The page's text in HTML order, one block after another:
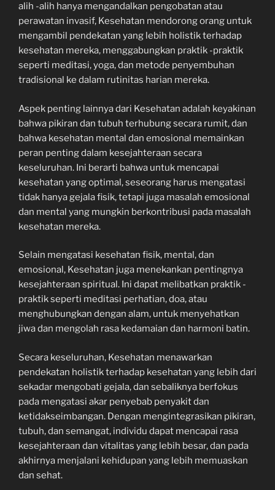
alih -alih hanya mengandalkan pengobatan atau
perawatan invasif, Kesehatan mendorong orang untuk
mengambil pendekatan yang lebih holistik terhadap
kesehatan mereka, menggabungkan praktik -praktik
seperti meditasi, yoga, dan metode penyembuhan
tradisional ke dalam rutinitas harian mereka.
Aspek penting lainnya dari Kesehatan adalah keyakinan
bahwa pikiran dan tubuh terhubung secara rumit, dan
bahwa kesehatan mental dan emosional memainkan
peran penting dalam kesejahteraan secara
keseluruhan. Ini berarti bahwa untuk mencapai
kesehatan yang optimal, seseorang harus mengatasi
tidak hanya gejala fisik, tetapi juga masalah emosional
dan mental yang mungkin berkontribusi pada masalah
kesehatan mereka.
Selain mengatasi kesehatan fisik, mental, dan
emosional, Kesehatan juga menekankan pentingnya
kesejahteraan spiritual. Ini dapat melibatkan praktik -
praktik seperti meditasi perhatian, doa, atau
menghubungkan dengan alam, untuk menyehatkan
jiwa dan mengolah rasa kedamaian dan harmoni batin.
Secara keseluruhan, Kesehatan menawarkan
pendekatan holistik terhadap kesehatan yang lebih dari
sekadar mengobati gejala, dan sebaliknya berfokus
pada mengatasi akar penyebab penyakit dan
ketidakseimbangan. Dengan mengintegrasikan pikiran,
tubuh, dan semangat, individu dapat mencapai rasa
kesejahteraan dan vitalitas yang lebih besar, dan pada
akhirnya menjalani kehidupan yang lebih memuaskan
dan sehat.